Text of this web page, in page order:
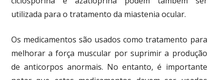
utilizada para o tratamento da miastenia ocular.
Os medicamentos são usados como tratamento para
melhorar a força muscular por suprimir a produção
de anticorpos anormais. No entanto, é importante